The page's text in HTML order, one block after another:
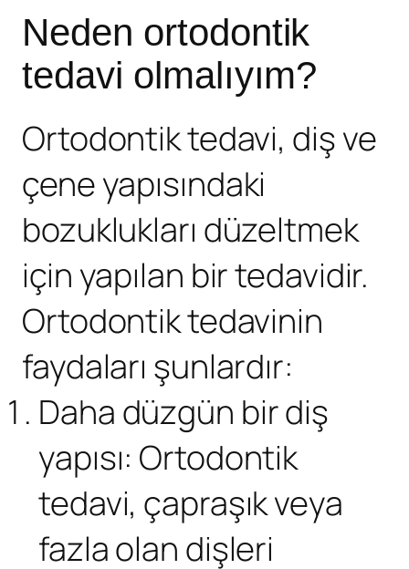
Neden ortodontik
tedavi olmalıyım?
Ortodontik tedavi, diş ve
çene yapısındaki
bozuklukları düzeltmek
için yapılan bir tedavidir.
Ortodontik tedavinin
faydaları şunlardır:
Daha düzgün bir diş
yapısı: Ortodontik
tedavi, çapraşık veya
fazla olan dişleri